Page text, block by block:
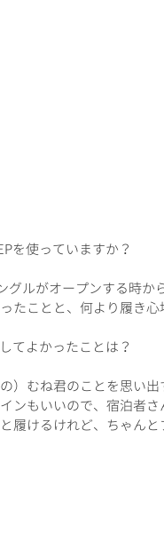
を使っていますか？
グルがオープンする時
たことと、何より履き
てよかったことは？
）むね君のことを思い
ンもいいので、宿泊者
履けるけれど、ちゃん